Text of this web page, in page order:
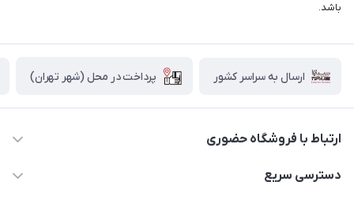
باشد.
ارسال به سراسر کشور پرداخت در محل (شهر تهران)
ارتباط با فروشگاه حضوری
02188874370 - 02188874371
دسترسی سریع